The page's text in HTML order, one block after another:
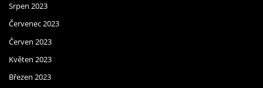
Srpen 2023
Červenec 2023
Červen 2023
Květen 2023
Březen 2023